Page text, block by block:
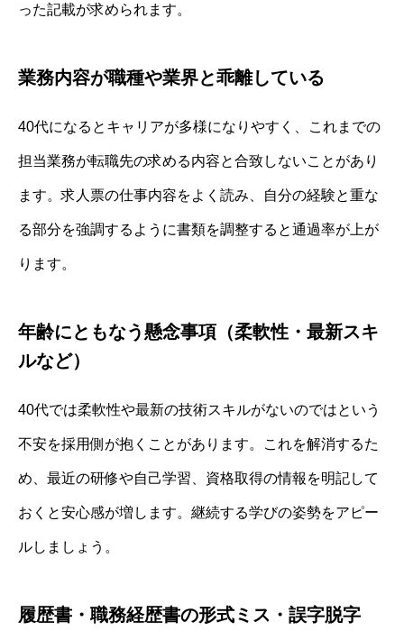
った記載が求められます。
業務内容が職種や業界と乖離している
40代になるとキャリアが多様になりやすく、これまでの
担当業務が転職先の求める内容と合致しないことがあり
ます。求人票の仕事内容をよく読み、自分の経験と重な
る部分を強調するように書類を調整すると通過率が上が
ります。
年齢にともなう懸念事項（柔軟性・最新スキ
ルなど）
40代では柔軟性や最新の技術スキルがないのではという
不安を採用側が抱くことがあります。これを解消するた
め、最近の研修や自己学習、資格取得の情報を明記して
おくと安心感が増します。継続する学びの姿勢をアピー
ルしましょう。
履歴書・職務経歴書の形式ミス・誤字脱字